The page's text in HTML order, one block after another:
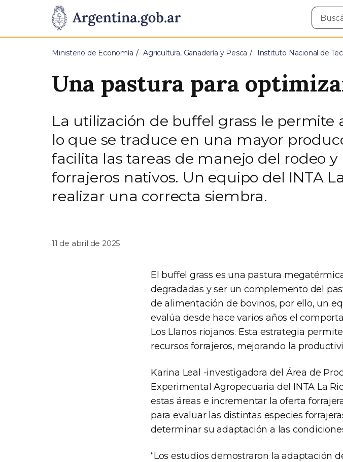
Presidencia
de
Pasar al contenido principal
Buscar
en
Ministerio de Economía Agricultura, Ganadería y Pesca Instituto Nacional de
Una pastura para
La utilización de buffel grass le
lo que se traduce en una mayor
facilita las tareas de manejo del rodeo
forrajeros nativos. Un equipo del INTA
realizar una correcta siembra.
11 de abril de 2025
El buffel grass es una pastura
degradadas y ser un complemento del
de alimentación de bovinos, por ello, un
evalúa desde hace varios años el
Los Llanos riojanos. Esta estrategia
recursos forrajeros, mejorando la
Karina Leal -investigadora del Área de
Experimental Agropecuaria del INTA La
estas áreas e incrementar la oferta
para evaluar las distintas especies
determinar su adaptación a las
“Los estudios demostraron la adaptación